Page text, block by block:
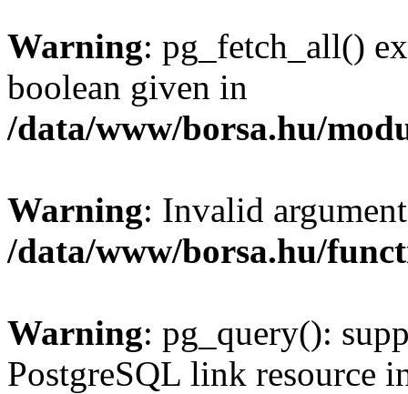
Warning: pg_fetch_all()
boolean given in
/data/www/borsa.hu/
Warning: Invalid
/data/www/borsa.hu/
Warning: pg_query():
PostgreSQL link resource